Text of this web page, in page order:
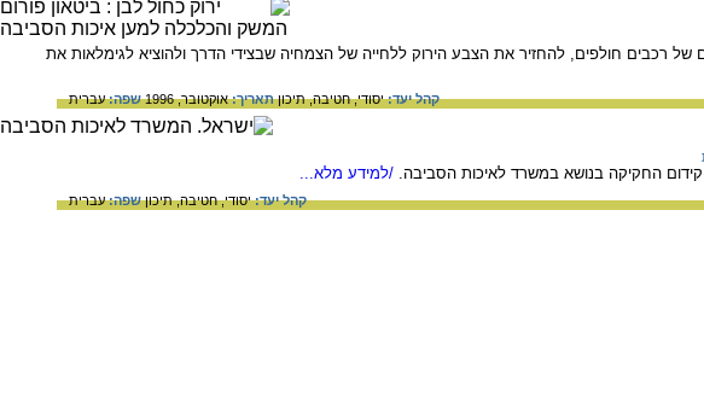
רכבים חולפים, להחזיר את הצבע הירוק ללחייה של הצמחיה שבצידי הדרך ולהוציא לגימלאות את
קהל יעד:יסודי,חטיבה,תיכוןתאריך:אוקטובר, 1996 שפה:עברית
וקידום החקיקה בנושא במשרד לאיכות הסביבה. /למידע מלא...
קהל יעד:יסודי,חטיבה,תיכוןשפה:עברית